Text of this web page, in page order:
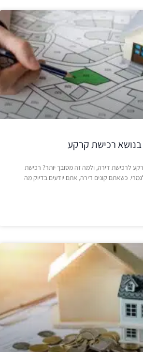
רכישת קרקע
לרכישת דירה, ולמה זה מסובך יותר? רכישת
כשאתם קונים דירה, אתם יודעים בדיוק מה